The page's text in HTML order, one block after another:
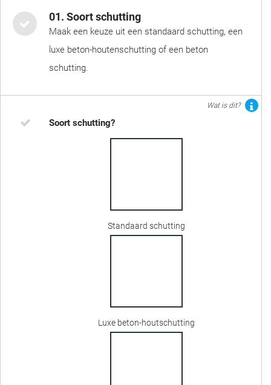
01. Soort schutting
Maak een keuze uit een standaard schutting, een
luxe beton-houtenschutting of een beton
schutting.
Wat is dit?
Soort schutting?
Standaard schutting
Luxe beton-houtschutting